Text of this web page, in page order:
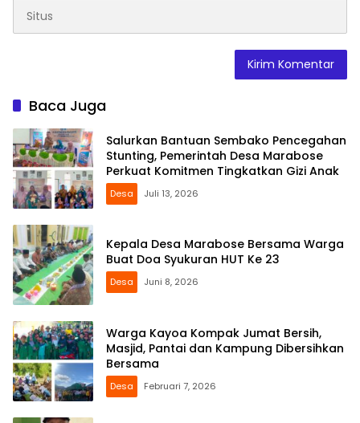
Baca Juga
Salurkan Bantuan Sembako Pencegahan
Stunting, Pemerintah Desa Marabose
Perkuat Komitmen Tingkatkan Gizi Anak
Desa Juli 13, 2026
Kepala Desa Marabose Bersama Warga
Buat Doa Syukuran HUT Ke 23
Desa Juni 8, 2026
Warga Kayoa Kompak Jumat Bersih,
Masjid, Pantai dan Kampung Dibersihkan
Bersama
Desa Februari 7, 2026